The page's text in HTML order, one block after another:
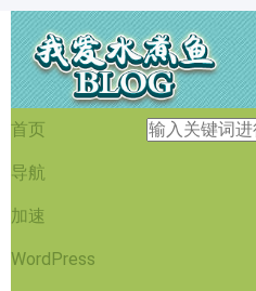
首页
导航
加速
WordPress